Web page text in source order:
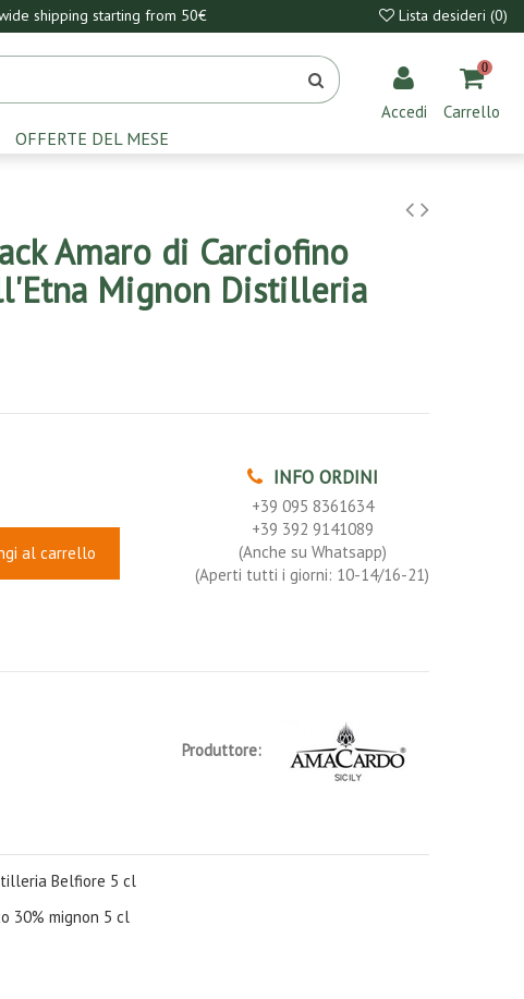
shipping starting from 50€ Lista desideri (0)
Accedi
0
Carrello
OFFERTE DEL MESE
Amaro di Carciofino
Mignon Distilleria
INFO ORDINI
+39 095 8361634
+39 392 9141089
(Anche su Whatsapp)
(Aperti tutti i giorni: 10-14/16-21)
al carrello
Produttore:
Belfiore 5 cl
30% mignon 5 cl